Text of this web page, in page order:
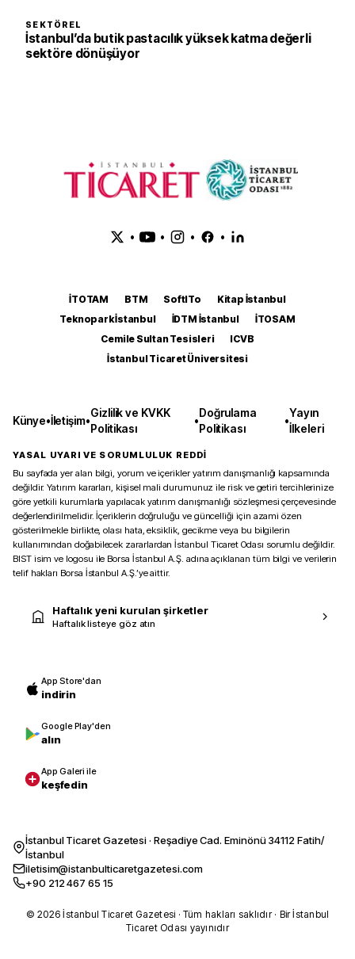
SEKTÖREL
İstanbul’da butik pastacılık yüksek katma değerli
sektöre dönüşüyor
• • • •
İTOTAM BTM SoftITo
Kitap İstanbul
Teknopark İstanbul
İDTM İstanbul
İTOSAM
Cemile Sultan Tesisleri
ICVB
İstanbul Ticaret Üniversitesi
Künye•İletişim•
Gizlilik ve KVKK
Politikası
•
Doğrulama
Politikası
•
Yayın
İlkeleri
YASAL UYARI VE SORUMLULUK REDDİ
Bu sayfada yer alan bilgi, yorum ve içerikler yatırım danışmanlığı kapsamında
değildir. Yatırım kararları, kişisel mali durumunuz ile risk ve getiri tercihlerinize
göre yetkili kurumlarla yapılacak yatırım danışmanlığı sözleşmesi çerçevesinde
değerlendirilmelidir. İçeriklerin doğruluğu ve güncelliği için azami özen
gösterilmekle birlikte, olası hata, eksiklik, gecikme veya bu bilgilerin
kullanımından doğabilecek zararlardan İstanbul Ticaret Odası sorumlu değildir.
BIST isim ve logosu ile Borsa İstanbul A.Ş. adına açıklanan tüm bilgi ve verilerin
telif hakları Borsa İstanbul A.Ş.’ye aittir.
Haftalık yeni kurulan şirketler
Haftalık listeye göz atın
App Store'dan
indirin
Google Play'den
alın
App Galeri ile
keşfedin
İstanbul Ticaret Gazetesi · Reşadiye Cad. Eminönü 34112 Fatih/
İstanbul
iletisim@istanbulticaretgazetesi.com
+90 212 467 65 15
© 2026 İstanbul Ticaret Gazetesi · Tüm hakları saklıdır · Bir İstanbul
Ticaret Odası yayınıdır